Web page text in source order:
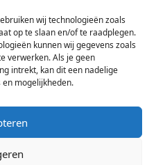
wij technologieën zoals
op te slaan en/of te raadplegen.
kunnen wij gegevens zoals
verwerken. Als je geen
intrekt, kan dit een nadelige
mogelijkheden.